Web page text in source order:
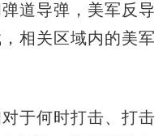
道导弹，美军反导
相关区域内的美军
于何时打击、打击